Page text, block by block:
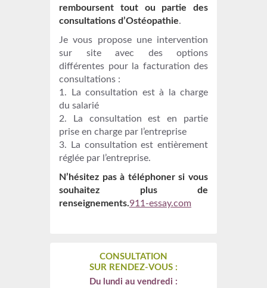
remboursent tout ou partie des
consultations d’Ostéopathie.
Je vous propose une intervention
sur site avec des options
différentes pour la facturation des
consultations :
1. La consultation est à la charge
du salarié
2. La consultation est en partie
prise en charge par l’entreprise
3. La consultation est entièrement
réglée par l’entreprise.
N’hésitez pas à téléphoner si vous
souhaitez plus de
renseignements.911-essay.com
CONSULTATION
SUR RENDEZ-VOUS :
Du lundi au vendredi :